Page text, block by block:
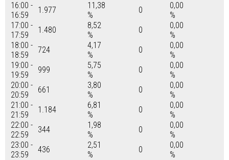
16:00 -
16:59
1.977
11,38
%
0
0,00
%
17:00 -
17:59
1.480
8,52
%
0
0,00
%
18:00 -
18:59
724
4,17
%
0
0,00
%
19:00 -
19:59
999
5,75
%
0
0,00
%
20:00 -
20:59
661
3,80
%
0
0,00
%
21:00 -
21:59
1.184
6,81
%
0
0,00
%
22:00 -
22:59
344
1,98
%
0
0,00
%
23:00 -
23:59
436
2,51
%
0
0,00
%